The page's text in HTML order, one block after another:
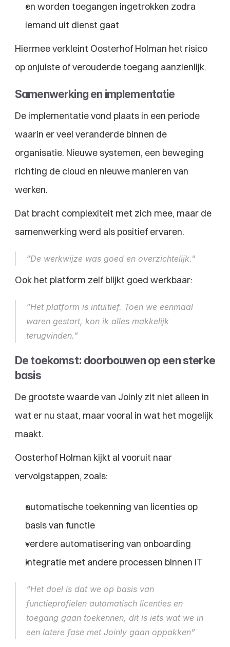
en worden toegangen ingetrokken zodra
iemand uit dienst gaat
Hiermee verkleint Oosterhof Holman het risico
op onjuiste of verouderde toegang aanzienlijk.
Samenwerking en implementatie
De implementatie vond plaats in een periode
waarin er veel veranderde binnen de
organisatie. Nieuwe systemen, een beweging
richting de cloud en nieuwe manieren van
werken.
Dat bracht complexiteit met zich mee, maar de
samenwerking werd als positief ervaren.
“De werkwijze was goed en overzichtelijk.”
Ook het platform zelf blijkt goed werkbaar:
“Het platform is intuïtief. Toen we eenmaal
waren gestart, kon ik alles makkelijk
terugvinden.”
De toekomst: doorbouwen op een sterke
basis
De grootste waarde van Joinly zit niet alleen in
wat er nu staat, maar vooral in wat het mogelijk
maakt.
Oosterhof Holman kijkt al vooruit naar
vervolgstappen, zoals:
automatische toekenning van licenties op
basis van functie
verdere automatisering van onboarding
integratie met andere processen binnen IT
“Het doel is dat we op basis van
functieprofielen automatisch licenties en
toegang gaan toekennen, dit is iets wat we in
een latere fase met Joinly gaan oppakken”